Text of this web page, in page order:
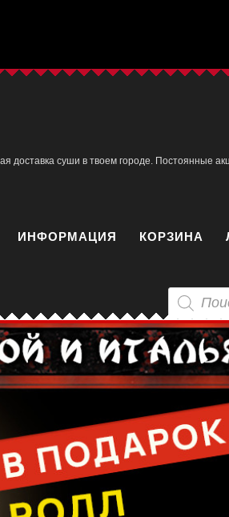
суши в твоем городе. Постоянные
ИНФОРМАЦИЯ КОРЗИНА
Поиск
товаров